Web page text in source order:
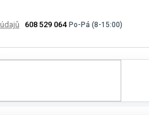
608 529 064
Výměna, vrácení a reklamace zboží